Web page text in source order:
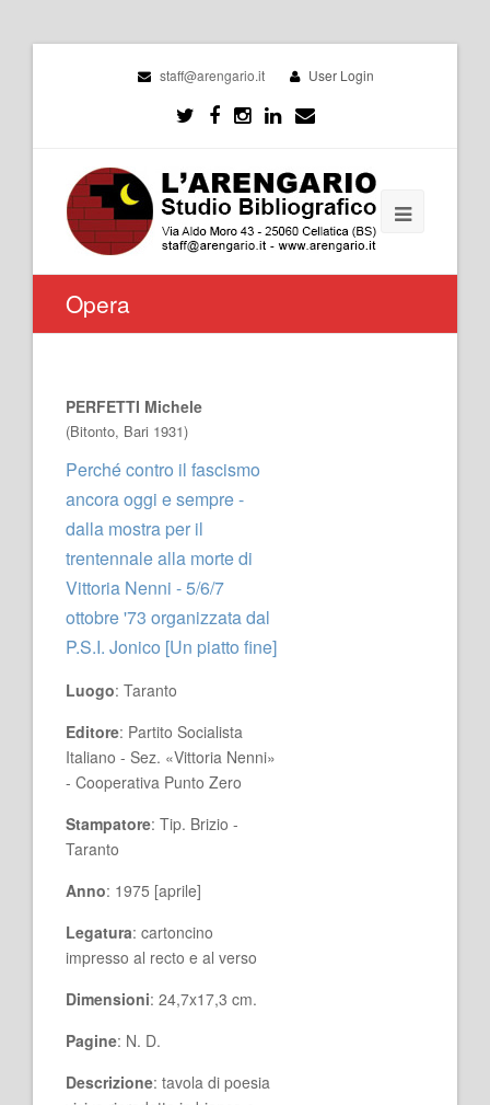
staff@arengario.it User Login
Opera
PERFETTI Michele
(Bitonto, Bari 1931)
Perché contro il fascismo
ancora oggi e sempre -
dalla mostra per il
trentennale alla morte di
Vittoria Nenni - 5/6/7
ottobre '73 organizzata dal
P.S.I. Jonico [Un piatto fine]
Luogo: Taranto
Editore: Partito Socialista
Italiano - Sez. «Vittoria Nenni»
- Cooperativa Punto Zero
Stampatore: Tip. Brizio -
Taranto
Anno: 1975 [aprile]
Legatura: cartoncino
impresso al recto e al verso
Dimensioni: 24,7x17,3 cm.
Pagine: N. D.
Descrizione: tavola di poesia